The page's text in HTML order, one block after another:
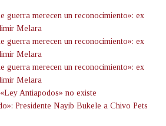
guerra merecen un reconocimiento»: ex
Melara
guerra merecen un reconocimiento»: ex
Melara
guerra merecen un reconocimiento»: ex
Melara
Antiapodos» no existe
Presidente Nayib Bukele a Chivo Pets